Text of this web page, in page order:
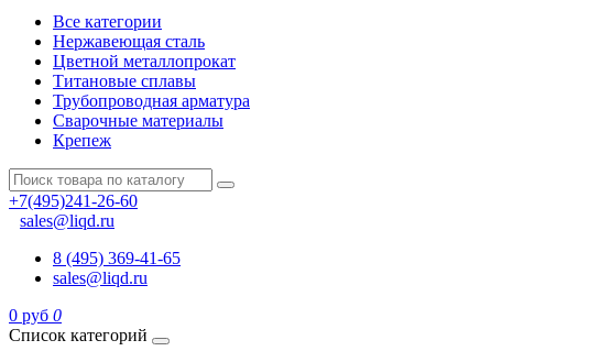
Все категории
Нержавеющая сталь
Цветной металлопрокат
Титановые сплавы
Трубопроводная арматура
Сварочные материалы
Крепеж
+7(495)241-26-60
sales@liqd.ru
8 (495) 369-41-65
sales@liqd.ru
0 руб 0
Список категорий